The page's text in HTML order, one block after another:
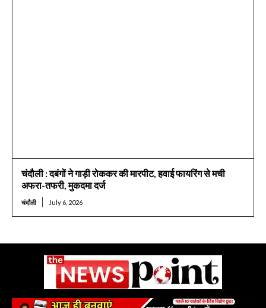
चंदौली : दबंगों ने गाड़ी रोककर की मारपीट, हवाई फायरिंग से मची
अफरा-तफरी, मुकदमा दर्ज
चंदौली July 6, 2026